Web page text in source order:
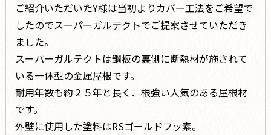
ご紹介いただいたY様は当初よりカバー工法をご希望で
したのでスーパーガルテクトでご提案させていただき
ました。
スーパーガルテクトは鋼板の裏側に断熱材が施されて
いる一体型の金属屋根です。
耐用年数も約２５年と長く、根強い人気のある屋根材
です。
外壁に使用した塗料はRSゴールドフッ素。